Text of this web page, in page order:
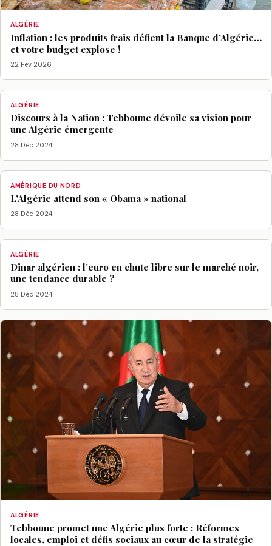
ALGÉRIE
Inflation : les produits frais défient la Banque d’Algérie…
et votre budget explose !
22 Fév 2026
ALGÉRIE
Discours à la Nation : Tebboune dévoile sa vision pour
une Algérie émergente
28 Déc 2024
AMÉRIQUE DU NORD
L’Algérie attend son « Obama » national
28 Déc 2024
ALGÉRIE
Dinar algérien : l’euro en chute libre sur le marché noir,
une tendance durable ?
28 Déc 2024
ALGÉRIE
Tebboune promet une Algérie plus forte : Réformes
locales, emploi et défis sociaux au cœur de la stratégie